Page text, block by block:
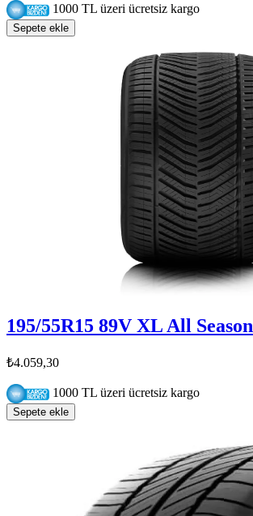
1000 TL üzeri ücretsiz kargo
Sepete ekle
195/55R15 89V XL All Season
₺4.059,30
1000 TL üzeri ücretsiz kargo
Sepete ekle